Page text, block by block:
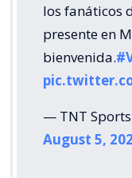
los fanáticos
presente en
bienvenida.
— TNT Sports
August 5,